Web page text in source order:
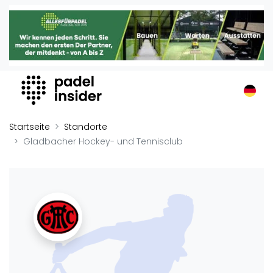
Padel Insider
Home
Organisationen
Buchungssysteme
Padel-Shops
Padel-Marken
Veranstaltungen
Turniere
International
Playtomic
Startseite
Standorte
Gladbacher Hockey- und Tennisclub